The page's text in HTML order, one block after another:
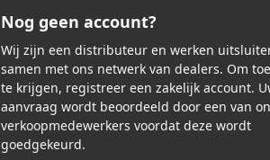
Se-electronics
DM2 TNT BLACK
Nog geen account?
Wij zijn een distributeur en werken
samen met ons netwerk van dealers. Om
te krijgen, registreer een zakelijk account.
aanvraag wordt beoordeeld door een van
verkoopmedewerkers voordat deze wordt
goedgekeurd.